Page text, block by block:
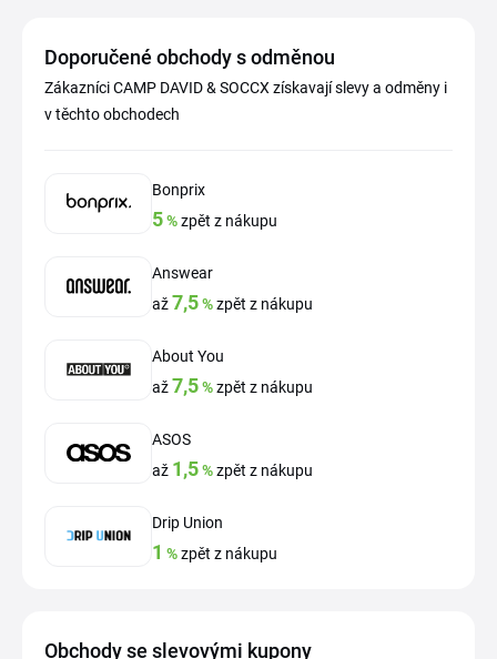
Doporučené obchody s odměnou
Zákazníci CAMP DAVID & SOCCX získavají slevy a odměny i
v těchto obchodech
Bonprix
5%zpět z nákupu
Answear
až7,5%zpět z nákupu
About You
až7,5%zpět z nákupu
ASOS
až 1,5%zpět z nákupu
Drip Union
1 %zpět z nákupu
Obchody se slevovými kupony